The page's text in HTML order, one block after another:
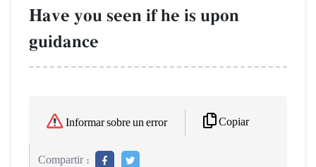
Have you seen if he is upon
guidance
Informar sobre un error Copiar
Compartir :